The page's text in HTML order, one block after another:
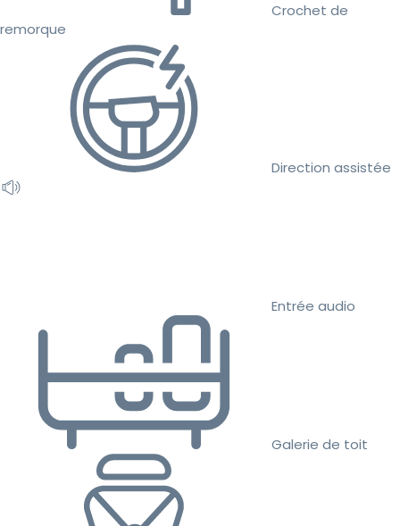
Crochet de
remorque
Direction assistée
Entrée audio
Galerie de toit